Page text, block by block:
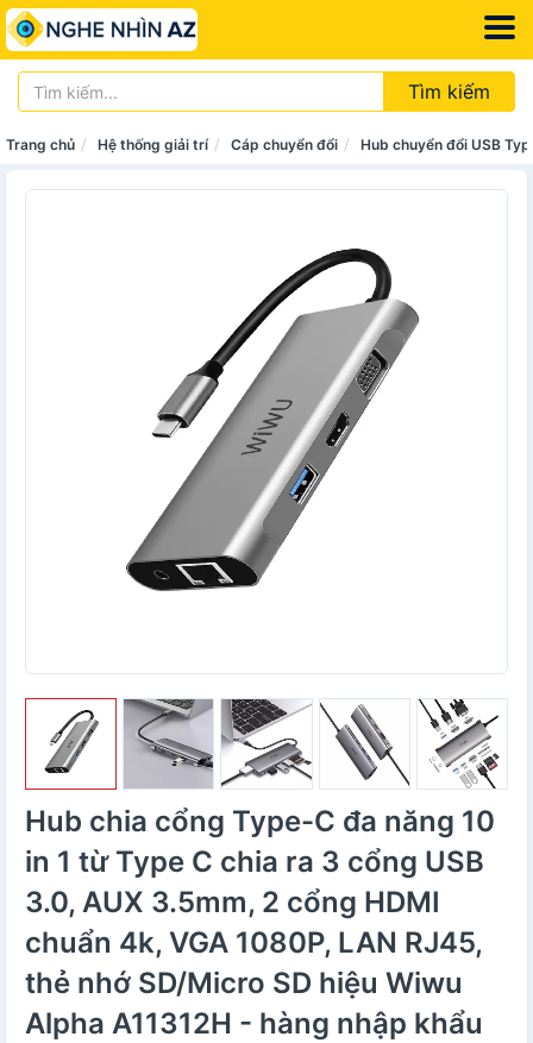
Tìm kiếm
Trang chủ Hệ thống giải trí Cáp chuyển đổi Hub chuyển đổi USB
Hub chia cổng Type-C đa năng 10
in 1 từ Type C chia ra 3 cổng USB
3.0, AUX 3.5mm, 2 cổng HDMI
chuẩn 4k, VGA 1080P, LAN RJ45,
thẻ nhớ SD/Micro SD hiệu Wiwu
Alpha A11312H - hàng nhập khẩu